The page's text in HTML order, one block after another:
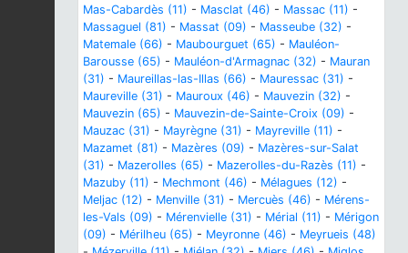
Mas-Cabardès (11) - Masclat (46) - Massac (11) -
Massaguel (81) - Massat (09) - Masseube (32) -
Matemale (66) - Maubourguet (65) - Mauléon-
Barousse (65) - Mauléon-d'Armagnac (32) - Mauran
(31) - Maureillas-las-Illas (66) - Mauressac (31) -
Maureville (31) - Mauroux (46) - Mauvezin (32) -
Mauvezin (65) - Mauvezin-de-Sainte-Croix (09) -
Mauzac (31) - Mayrègne (31) - Mayreville (11) -
Mazamet (81) - Mazères (09) - Mazères-sur-Salat
(31) - Mazerolles (65) - Mazerolles-du-Razès (11) -
Mazuby (11) - Mechmont (46) - Mélagues (12) -
Meljac (12) - Menville (31) - Mercuès (46) - Mérens-
les-Vals (09) - Mérenvielle (31) - Mérial (11) - Mérigon
(09) - Mérilheu (65) - Meyronne (46) - Meyrueis (48)